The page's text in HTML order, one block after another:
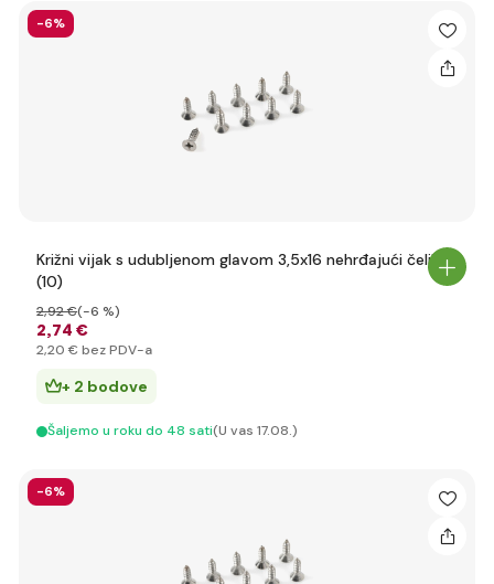
-6%
Križni vijak s udubljenom glavom 3,5x16 nehrđajući čelik
(10)
2,74 €
2,92 €(-6 %)
2,20 € bez PDV-a
+ 2 bodove
Šaljemo u roku do 48 sati(U vas 17.08.)
-6%